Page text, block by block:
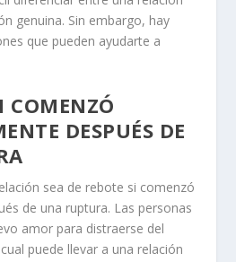
genuina. Sin embargo, hay
que pueden ayudarte a
COMENZÓ
DESPUÉS DE
sea de rebote si comenzó
de una ruptura. Las personas
amor para distraerse del
puede llevar a una relación